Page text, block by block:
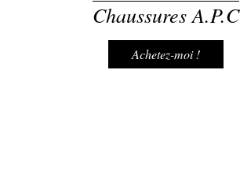
Chaussures A.P.C
Achetez-moi !